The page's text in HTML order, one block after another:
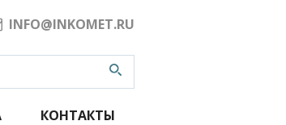
INFO@INKOMET.RU
КОНТАКТЫ